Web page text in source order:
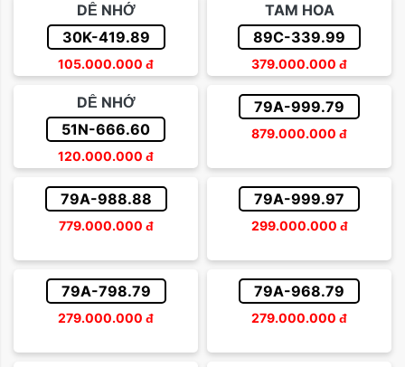
DỄ NHỚ
30K-419.89
105.000.000 đ
TAM HOA
89C-339.99
379.000.000 đ
DỄ NHỚ
51N-666.60
120.000.000 đ
79A-999.79
879.000.000 đ
79A-988.88
779.000.000 đ
79A-999.97
299.000.000 đ
79A-798.79
279.000.000 đ
79A-968.79
279.000.000 đ